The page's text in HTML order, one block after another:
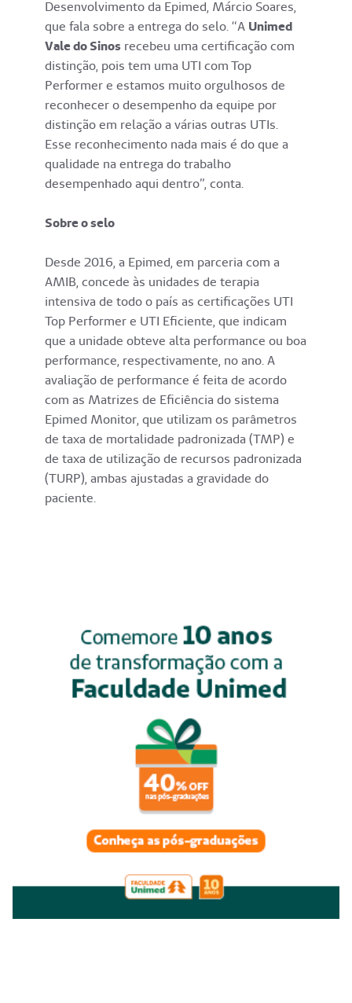
Desenvolvimento da Epimed, Márcio Soares,
que fala sobre a entrega do selo. “A Unimed
Vale do Sinos recebeu uma certificação com
distinção, pois tem uma UTI com Top
Performer e estamos muito orgulhosos de
reconhecer o desempenho da equipe por
distinção em relação a várias outras UTIs.
Esse reconhecimento nada mais é do que a
qualidade na entrega do trabalho
desempenhado aqui dentro”, conta.
Sobre o selo
Desde 2016, a Epimed, em parceria com a
AMIB, concede às unidades de terapia
intensiva de todo o país as certificações UTI
Top Performer e UTI Eficiente, que indicam
que a unidade obteve alta performance ou boa
performance, respectivamente, no ano. A
avaliação de performance é feita de acordo
com as Matrizes de Eficiência do sistema
Epimed Monitor, que utilizam os parâmetros
de taxa de mortalidade padronizada (TMP) e
de taxa de utilização de recursos padronizada
(TURP), ambas ajustadas a gravidade do
paciente.